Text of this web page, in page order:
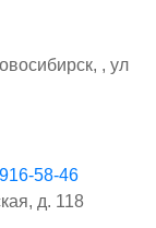
, ул
58-46
д. 118